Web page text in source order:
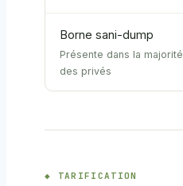
Borne sani-dump
Présente dans la majorité
des privés
TARIFICATION